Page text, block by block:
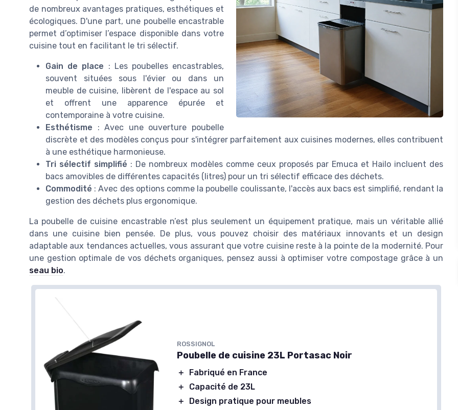
de nombreux avantages pratiques, esthétiques et
écologiques. D'une part, une poubelle encastrable
permet d’optimiser l’espace disponible dans votre
cuisine tout en facilitant le tri sélectif.
Gain de place : Les poubelles encastrables,
souvent situées sous l'évier ou dans un
meuble de cuisine, libèrent de l'espace au sol
et offrent une apparence épurée et
contemporaine à votre cuisine.
Esthétisme : Avec une ouverture poubelle
discrète et des modèles conçus pour s'intégrer parfaitement aux cuisines modernes, elles contribuent
à une esthétique harmonieuse.
Tri sélectif simplifié : De nombreux modèles comme ceux proposés par Emuca et Hailo incluent des
bacs amovibles de différentes capacités (litres) pour un tri sélectif efficace des déchets.
Commodité : Avec des options comme la poubelle coulissante, l'accès aux bacs est simplifié, rendant la
gestion des déchets plus ergonomique.
La poubelle de cuisine encastrable n’est plus seulement un équipement pratique, mais un véritable allié
dans une cuisine bien pensée. De plus, vous pouvez choisir des matériaux innovants et un design
adaptable aux tendances actuelles, vous assurant que votre cuisine reste à la pointe de la modernité. Pour
une gestion optimale de vos déchets organiques, pensez aussi à optimiser votre compostage grâce à un
seau bio.
ROSSIGNOL
Poubelle de cuisine 23L Portasac Noir
＋
Fabriqué en France
＋
Capacité de 23L
＋
Design pratique pour meubles